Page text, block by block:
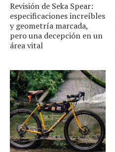
Revisión de Seka Spear:
especificaciones increíbles
y geometría marcada,
pero una decepción en un
área vital